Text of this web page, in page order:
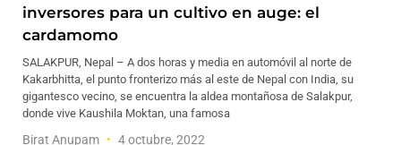
inversores para un cultivo en auge: el
cardamomo
SALAKPUR, Nepal – A dos horas y media en automóvil al norte de
Kakarbhitta, el punto fronterizo más al este de Nepal con India, su
gigantesco vecino, se encuentra la aldea montañosa de Salakpur,
donde vive Kaushila Moktan, una famosa
Birat Anupam 4 octubre, 2022